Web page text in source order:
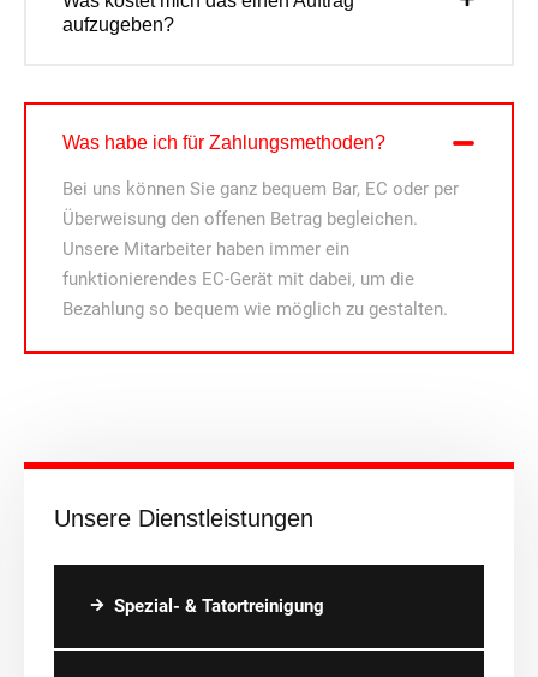
Unsere Dienstleistungen
Spezial- & Tatortreinigung
aufzugeben?
Was habe ich für Zahlungsmethoden?
Bei uns können Sie ganz bequem Bar, EC oder per
Überweisung den offenen Betrag begleichen.
Unsere Mitarbeiter haben immer ein
funktionierendes EC-Gerät mit dabei, um die
Bezahlung so bequem wie möglich zu gestalten.